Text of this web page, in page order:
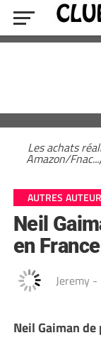
Les achats
Amazon/
AUTRES
Neil
en
Jeremy -
Neil Gaiman